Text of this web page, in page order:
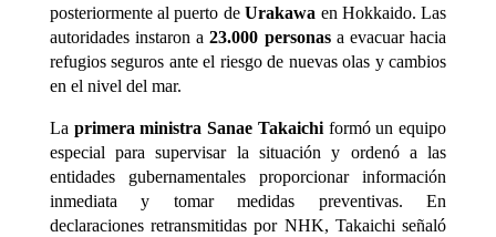
posteriormente al puerto deUrakawa en Hokkaido. Las
autoridades instaron a23.000 personasa evacuar hacia
refugios seguros ante el riesgo de nuevas olas y cambios
en el nivel del mar.
La primera ministra Sanae Takaichiformó un equipo
especial para supervisar la situación y ordenó a las
entidades gubernamentales proporcionar información
inmediata y tomar medidas preventivas. En
declaraciones retransmitidas por NHK, Takaichi señaló